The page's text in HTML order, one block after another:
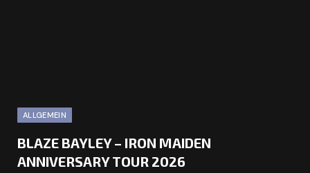
ALLGEMEIN
BLAZE BAYLEY – IRON MAIDEN
ANNIVERSARY TOUR 2026